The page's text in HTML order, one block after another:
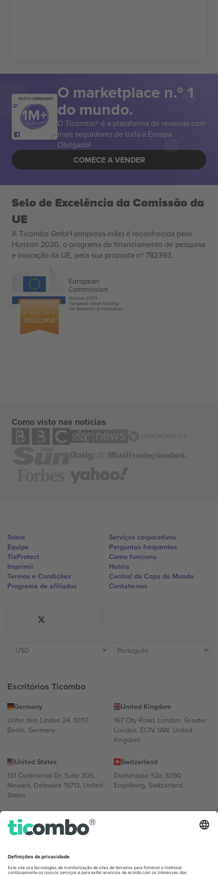
MUITO OBRIGADO! O marketplace n.º 1
do mundo.
O Ticombo® é a plataforma de revenda com
mais seguidores de toda a Europa.
Obrigado!
COMECE A VENDER
Selo de Excelência da Comissão da
UE
A Ticombo GmbH (empresa-mãe) é reconhecida pelo
Horizon 2020, o programa de financiamento de pesquisa
e inovação da UE, pela sua proposta nº 782393.
Como visto nas notícias
Sobre
Equipe
TixProtect
Imprimir
Termos e Condições
Programa de afiliados
Serviços corporativos
Perguntas frequentes
Como funciona
Hotéis
Central da Copa do Mundo
Contate-nos
Escritórios Ticombo
Germany
Unter den Linden 24, 10117
Berlin, Germany
United Kingdom
167 City Road, London, Greater
London, EC1V 1AW, United
Kingdom
United States
131 Continental Dr, Suite 305,
Newark, Delaware 19713, United
States
Switzerland
Dorfstrasse 52a, 6390
Engelberg, Switzerland
Bulgaria
Regus Sofia City West, bul
UAE Dubai Silicon Oasis, DDP
Mexico